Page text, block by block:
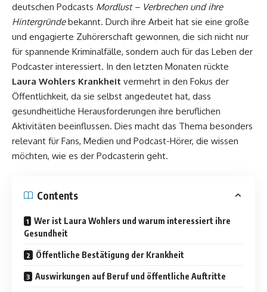
deutschen Podcasts Mordlust – Verbrechen und ihre
Hintergründebekannt. Durch ihre Arbeit hat sie eine große
und engagierte Zuhörerschaft gewonnen, die sich nicht nur
für spannende Kriminalfälle, sondern auch für das Leben der
Podcaster interessiert. In den letzten Monaten rückte
Laura Wohlers Krankheit vermehrt in den Fokus der
Öffentlichkeit, da sie selbst angedeutet hat, dass
gesundheitliche Herausforderungen ihre beruflichen
Aktivitäten beeinflussen. Dies macht das Thema besonders
relevant für Fans, Medien und Podcast-Hörer, die wissen
möchten, wie es der Podcasterin geht.
Contents
Wer ist Laura Wohlers und warum interessiert ihre
Gesundheit
Öffentliche Bestätigung der Krankheit
Auswirkungen auf Beruf und öffentliche Auftritte